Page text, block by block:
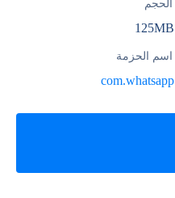
الحجم
125MB
اسم الحزمة
com.whatsapp